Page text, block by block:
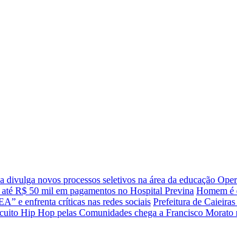
divulga novos processos seletivos na área da educação
R$ 50 mil em pagamentos no Hospital Previna Homem é
e enfrenta críticas nas redes sociais Prefeitura de
Hip Hop pelas Comunidades chega a Francisco Morato